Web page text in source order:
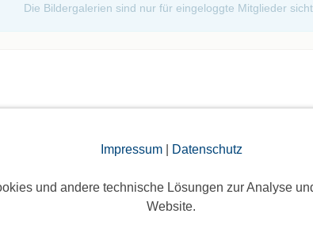
Impressum| Datenschutz
und andere technische Lösungen zur Analyse
Website.
Die Bildergalerien sind nur für eingeloggte Mitglieder
Tür PSB 24